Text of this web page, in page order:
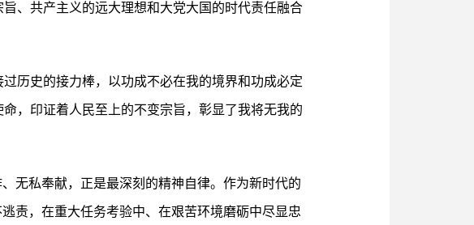
、共产主义的远大理想和大党大国的时代责任融合
历史的接力棒，以功成不必在我的境界和功成必定
，印证着人民至上的不变宗旨，彰显了我将无我的
无私奉献，正是最深刻的精神自律。作为新时代的
责，在重大任务考验中、在艰苦环境磨砺中尽显忠